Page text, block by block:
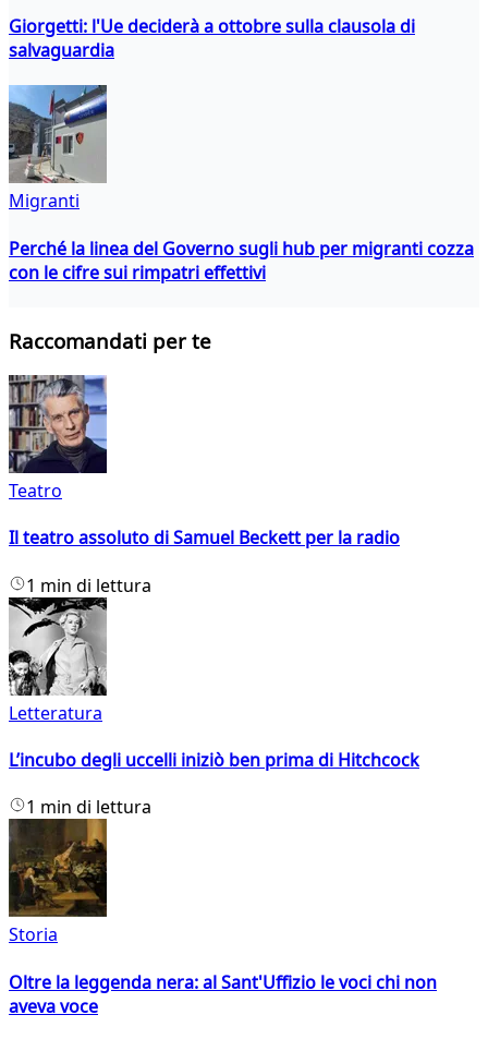
Giorgetti: l'Ue deciderà a ottobre sulla clausola di
salvaguardia
Migranti
Perché la linea del Governo sugli hub per migranti cozza
con le cifre sui rimpatri effettivi
Raccomandati per te
Teatro
Il teatro assoluto di Samuel Beckett per la radio
1 min di lettura
Letteratura
L’incubo degli uccelli iniziò ben prima di Hitchcock
1 min di lettura
Storia
Oltre la leggenda nera: al Sant'Uffizio le voci chi non
aveva voce